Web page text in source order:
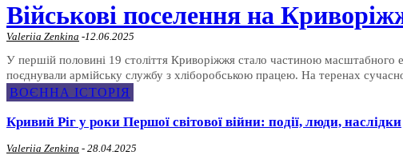
Військові поселення на
Valeriia Zenkina -12.06.2025
У першій половині 19 століття Криворіжжя стало частиною масштабного
поєднували армійську службу з хліборобською працею. На теренах
ВОЄННА ІСТОРІЯ
Кривий Ріг у роки Першої світової війни: події, люди, наслідки
Valeriia Zenkina - 28.04.2025